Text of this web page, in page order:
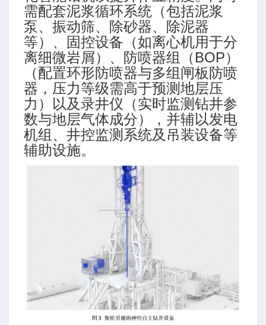
充填排量
需配套泥浆循环系统（包括泥浆
泵、振动筛、除砂器、除泥器
等）、固控设备（如离心机用于分
离细微岩屑）、防喷器组（BOP）
（配置环形防喷器与多组闸板防喷
器，压力等级需高于预测地层压
力）以及录井仪（实时监测钻井参
数与地层气体成分），并辅以发电
机组、井控监测系统及吊装设备等
辅助设施。